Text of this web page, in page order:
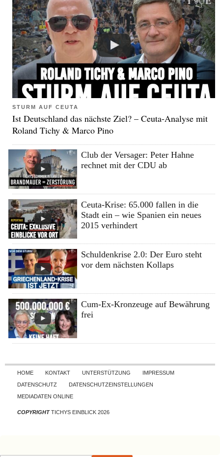
STURM AUF CEUTA
Ist Deutschland das nächste Ziel? – Ceuta-Analyse mit
Roland Tichy & Marco Pino
Club der Versager: Peter Hahne
rechnet mit der CDU ab
Ceuta-Krise: 65.000 fallen in die
Stadt ein – wie Spanien ein neues
2015 verhindert
Schuldenkrise 2.0: Der Euro steht
vor dem nächsten Kollaps
Cum-Ex-Kronzeuge auf Bewährung
frei
Skip to content
HOME KONTAKT UNTERSTÜTZUNG
IMPRESSUM
DATENSCHUTZ
DATENSCHUTZEINSTELLUNGEN
MEDIADATEN ONLINE
COPYRIGHTTICHYS EINBLICK 2026